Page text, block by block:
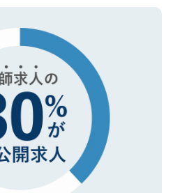
してもご安心ください。
録ください。